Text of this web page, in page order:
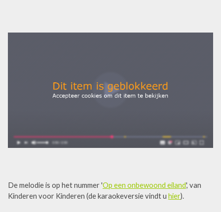
De melodie is op het nummer 'Op een onbewoond eiland', van
Kinderen voor Kinderen (de karaokeversie vindt u hier).